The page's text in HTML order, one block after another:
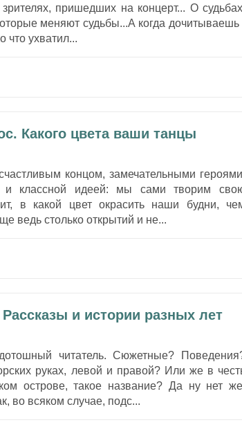
пришедших на концерт... О
меняют судьбы...А когда дочитываешь
что ухватил...
Какого цвета ваши танцы
концом, замечательными
и классной идеей: мы сами творим
в какой цвет окрасить наши будни,
ведь столько открытий и не...
и истории разных лет
читатель. Сюжетные?
руках, левой и правой? Или же в
острове, такое название? Да ну нет
во всяком случае, подс...